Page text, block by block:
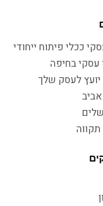
ככלי פיתוח ייחודי
עסקי בחיפה
לעסק שלך